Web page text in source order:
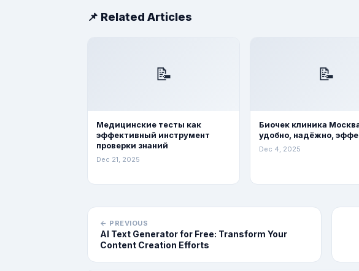
📌 Related Articles
📝
Медицинские тесты как
эффективный инструмент
проверки знаний
Dec 21, 2025
📝
Биочек клиника
удобно, надёжно,
Dec 4, 2025
← PREVIOUS
AI Text Generator for Free: Transform Your
Content Creation Efforts